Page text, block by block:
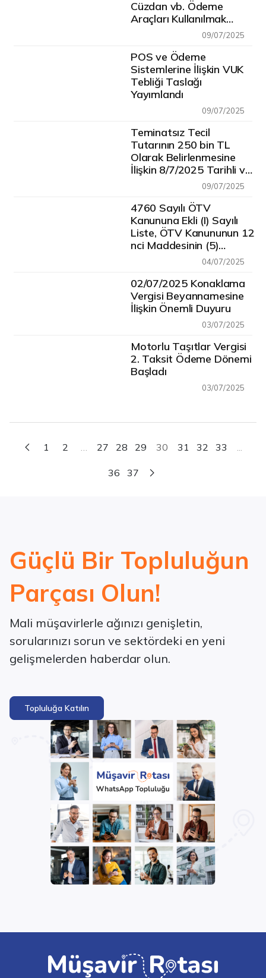
Cüzdan vb. Ödeme
Araçları Kullanılmak
Suretiyle Gerçekleştirilen
Ödeme Sistemleri ve
Cihazlara İlişkin Usul ve
Esasların Belirlenmesi
Amacıyla VUK Genel
Tebliği Taslağı Hazırlandı
09/07/2025
POS ve Ödeme
Sistemlerine İlişkin VUK
Tebliği Taslağı
Yayımlandı
09/07/2025
Teminatsız Tecil
Tutarının 250 bin TL
Olarak Belirlenmesine
İlişkin 8/7/2025 Tarihli ve
9/7/2025 Tarihli ve
32951 Sayılı Resmi
Gazete’de Yayımlandı
09/07/2025
4760 Sayılı ÖTV
Kanununa Ekli (I) Sayılı
Liste, ÖTV Kanununun 12
nci Maddesinin (5)
Numaralı Fıkrası Uyarınca
04/07/2025
02/07/2025 Konaklama
Vergisi Beyannamesine
İlişkin Önemli Duyuru
03/07/2025
Motorlu Taşıtlar Vergisi
2. Taksit Ödeme Dönemi
Başladı
03/07/2025
1 2 … 27 28 29 30 31 32 33 ...
36 37
Güçlü Bir Topluluğun
Parçası Olun!
Mali müşavirlerle ağınızı genişletin,
sorularınızı sorun ve sektördeki en yeni
gelişmelerden haberdar olun.
Topluluğa Katılın